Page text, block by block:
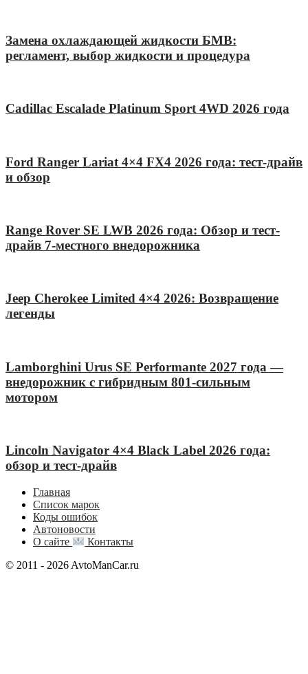
Замена охлаждающей жидкости БМВ:
регламент, выбор жидкости и процедура
Cadillac Escalade Platinum Sport 4WD 2026 года
Ford Ranger Lariat 4×4 FX4 2026 года: тест-драйв
и обзор
Range Rover SE LWB 2026 года: Обзор и тест-
драйв 7-местного внедорожника
Jeep Cherokee Limited 4×4 2026: Возвращение
легенды
Lamborghini Urus SE Performante 2027 года —
внедорожник с гибридным 801-сильным
мотором
Lincoln Navigator 4×4 Black Label 2026 года:
обзор и тест-драйв
Главная
Список марок
Коды ошибок
Автоновости
О сайте
Контакты
© 2011 - 2026 AvtoManCar.ru